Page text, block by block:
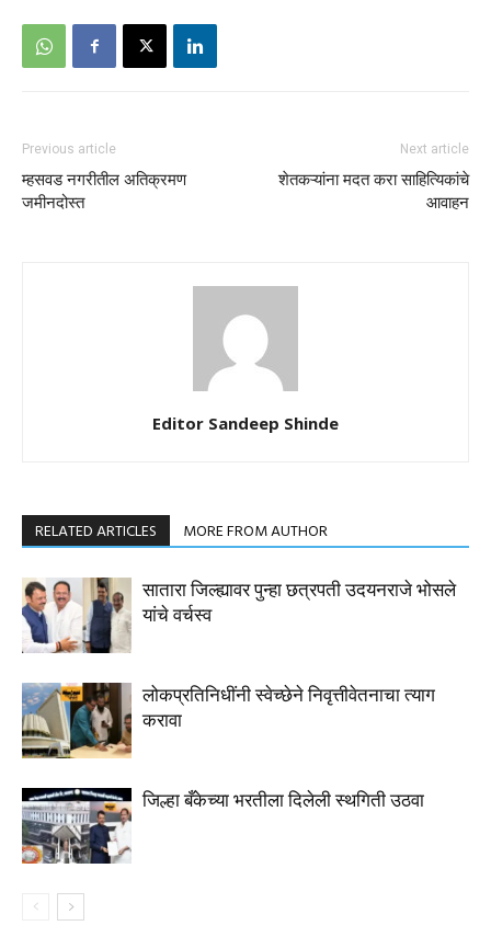
Previous article
म्हसवड नगरीतील अतिक्रमण
जमीनदोस्त
Next article
शेतकऱ्यांना मदत करा साहित्यिकांचे
आवाहन
Editor Sandeep Shinde
RELATED ARTICLES MORE FROM AUTHOR
सातारा जिल्ह्यावर पुन्हा छत्रपती उदयनराजे भोसले
यांचे वर्चस्व
लोकप्रतिनिधींनी स्वेच्छेने निवृत्तीवेतनाचा त्याग
करावा
जिल्हा बँकेच्या भरतीला दिलेली स्थगिती उठवा